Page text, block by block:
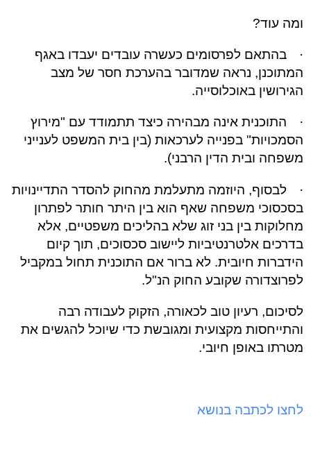
ומה עוד?
·
בהתאם לפרסומים כעשרה עובדים יעבדו באגף
המתוכנן, נראה שמדובר בהערכת חסר של מצב
הגירושין באוכלוסייה.
·
התוכנית אינה מבהירה כיצד תתמודד עם "מירוץ
הסמכויות" בפנייה לערכאות (בין בית המשפט לענייני
משפחה ובית הדין הרבני).
·
לבסוף, היוזמה מתעלמת מהחוק להסדר התדיינויות
בסכסוכי משפחה שאף הוא בין היתר חותר לפתרון
מחלוקות בין בני זוג שלא בהליכים משפטיים, אלא
בדרכים אלטרנטיביות ליישוב סכסוכים, תוך קיום
הידברות חיובית. לא ברור אם התוכנית תחול במקביל
לפרוצדורה שקובע החוק הנ"ל.
לסיכום, רעיון טוב לכאורה, הזקוק לעבודה רבה
והתייחסות מקצועית ומגובשת כדי שיוכל להגשים את
מטרתו באופן חיובי.
לחצו לכתבה בנושא